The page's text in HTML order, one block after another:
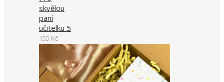
skvělou
paní
učitelku 5
155 Kč